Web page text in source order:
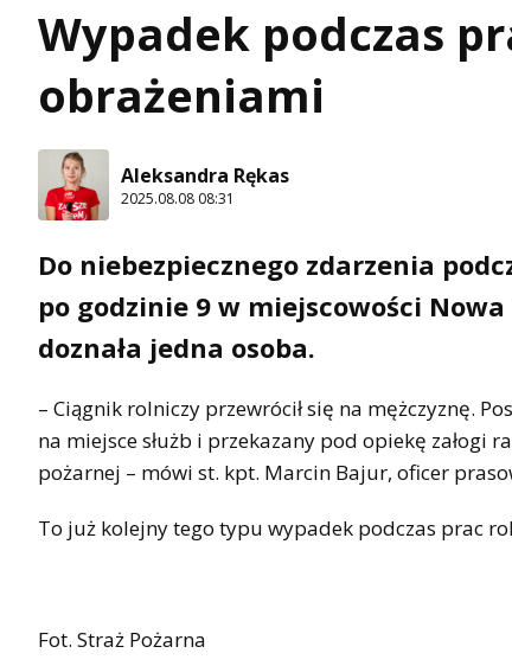
Wypadek podczas
obrażeniami
Aleksandra Rękas
2025.08.08 08:31
Do niebezpiecznego zdarzenia
po godzinie 9 w miejscowości
doznała jedna osoba.
– Ciągnik rolniczy przewrócił się na mężczyznę.
na miejsce służb i przekazany pod opiekę załogi
pożarnej – mówi st. kpt. Marcin Bajur, oficer
To już kolejny tego typu wypadek podczas prac
Fot. Straż Pożarna